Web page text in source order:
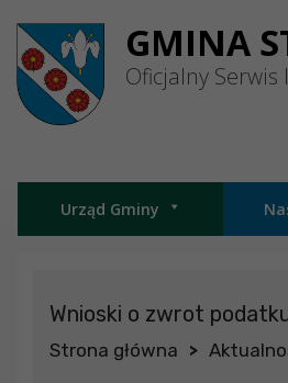
GMINA
Oficjalny
Urząd Gminy
Wnioski o zwrot
Strona główna >